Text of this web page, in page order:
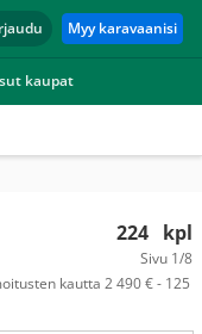
Myy karavaanisi
kaupat
224 kpl
Sivu 1/8
kautta 2 490 € - 125